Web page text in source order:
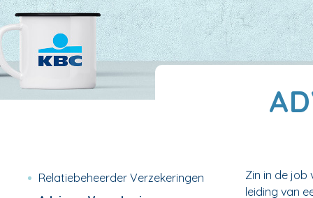
Relatiebeheerder Verzekeringen
Zin in de job
leiding van